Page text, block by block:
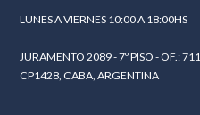
LUNES A VIERNES 10:00 A 18:00HS
JURAMENTO 2089 - 7º PISO - OF.: 711
CP1428, CABA, ARGENTINA